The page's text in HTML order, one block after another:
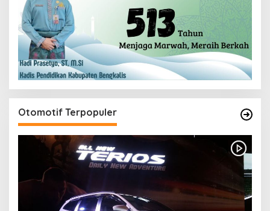
Otomotif Terpopuler